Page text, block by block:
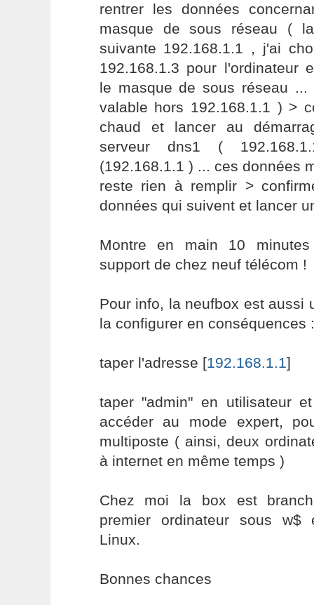
rentrer les données
masque de sous réseau (
suivante 192.168.1.1 , j'ai
192.168.1.3 pour l'ordinateur
le masque de sous réseau ...
valable hors 192.168.1.1 ) >
chaud et lancer au
serveur dns1 (
(192.168.1.1 ) ... ces données
reste rien à remplir >
données qui suivent et lancer
Montre en main 10
support de chez neuf télécom !
Pour info, la neufbox est aussi
la configurer en conséquences :
taper l'adresse [192.168.1.1]
taper "admin" en utilisateur
accéder au mode expert,
multiposte ( ainsi, deux
à internet en même temps )
Chez moi la box est
premier ordinateur sous
Linux.
Bonnes chances